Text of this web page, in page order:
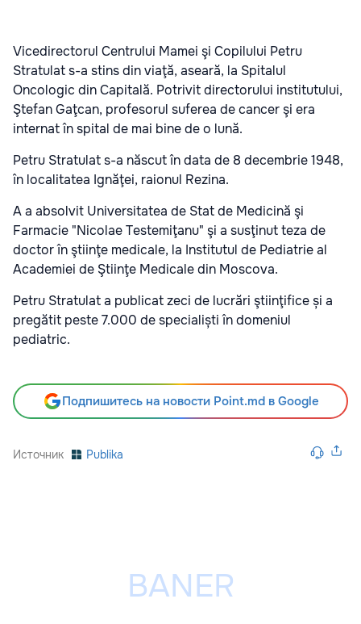
Vicedirectorul Centrului Mamei şi Copilului Petru
Stratulat s-a stins din viaţă, aseară, la Spitalul
Oncologic din Capitală. Potrivit directorului institutului,
Ştefan Gaţcan, profesorul suferea de cancer şi era
internat în spital de mai bine de o lună.
Petru Stratulat s-a născut în data de 8 decembrie 1948,
în localitatea Ignăţei, raionul Rezina.
A a absolvit Universitatea de Stat de Medicină şi
Farmacie "Nicolae Testemiţanu" şi a susţinut teza de
doctor în ştiinţe medicale, la Institutul de Pediatrie al
Academiei de Ştiinţe Medicale din Moscova.
Petru Stratulat a publicat zeci de lucrări ştiinţifice și a
pregătit peste 7.000 de specialiști în domeniul
pediatric.
Подпишитесь на новости Point.md в Google
Источник Publika